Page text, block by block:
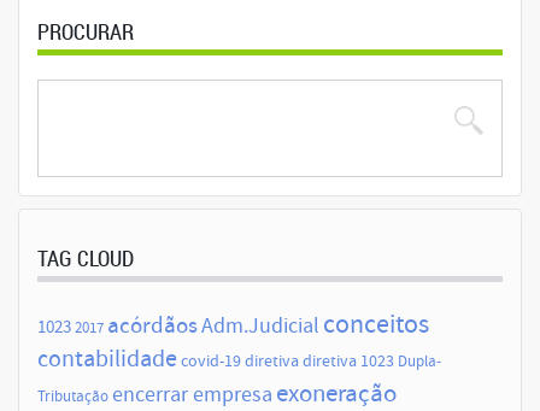
PROCURAR
TAG CLOUD
10232017 acórdãosAdm.Judicial conceitos
contabilidade covid-19diretiva diretiva 1023 Dupla-
Tributaçãoencerrar empresa exoneração